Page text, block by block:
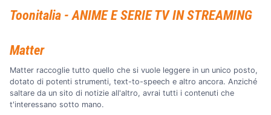
Toonitalia - ANIME E SERIE TV IN STREAMING
Matter
Matter raccoglie tutto quello che si vuole leggere in un unico posto,
dotato di potenti strumenti, text-to-speech e altro ancora. Anziché
saltare da un sito di notizie all'altro, avrai tutti i contenuti che
t'interessano sotto mano.